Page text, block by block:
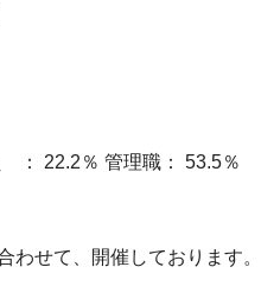
： 22.2％ 管理職： 53.5％
わせて、開催しております。